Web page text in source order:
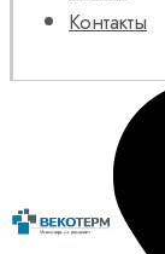
Контакты